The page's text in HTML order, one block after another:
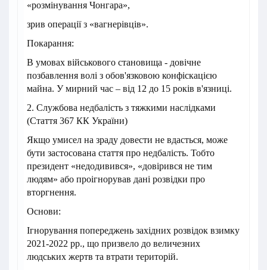
«розмінування Чонгара»,
зрив операції з «вагнерівців».
Покарання:
В умовах військового становища - довічне
позбавлення волі з обов'язковою конфіскацією
майна. У мирний час – від 12 до 15 років в'язниці.
2. Службова недбалість з тяжкими наслідками
(Стаття 367 КК України)
Якщо умисел на зраду довести не вдасться, може
бути застосована стаття про недбалість. Тобто
президент «недодивився», «довірився не тим
людям» або проігнорував дані розвідки про
вторгнення.
Основи:
Ігнорування попереджень західних розвідок взимку
2021-2022 рр., що призвело до величезних
людських жертв та втрати територій.